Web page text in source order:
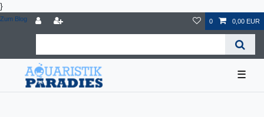
}
Zum Blog 0 0,00 EUR
☰